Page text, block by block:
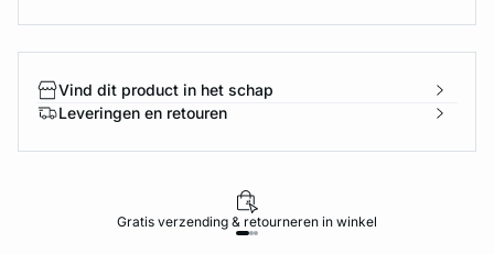
Vind dit product in het schap
Leveringen en retouren
Gratis verzending & retourneren in winkel